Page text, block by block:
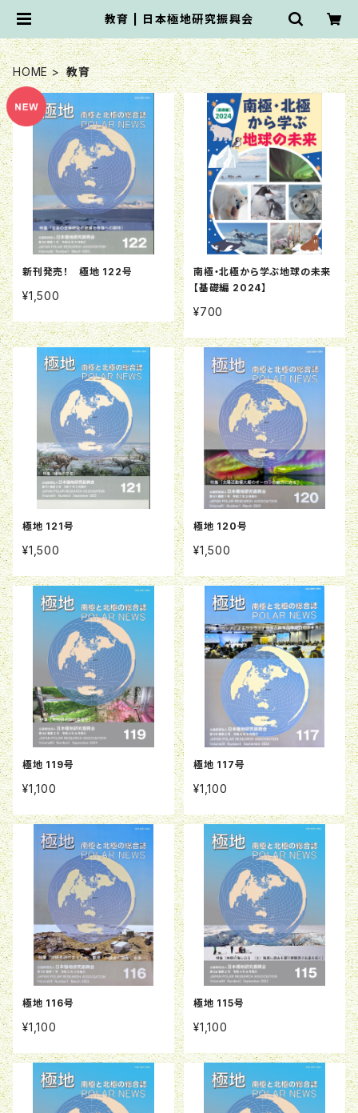
教育 | 日本極地研究振興会
HOME 教育
新刊発売！ 極地 122号
¥1,500
南極・北極から学ぶ地球の未来
【基礎編 2024】
¥700
極地 121号
¥1,500
極地 120号
¥1,500
極地 119号
¥1,100
極地 117号
¥1,100
極地 116号
¥1,100
極地 115号
¥1,100